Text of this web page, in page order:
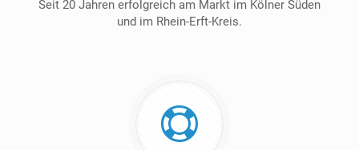
Seit 20 Jahren erfolgreich am Markt im Kölner Süden
und im Rhein-Erft-Kreis.